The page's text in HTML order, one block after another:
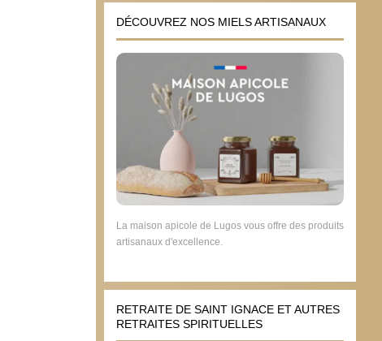
DÉCOUVREZ NOS MIELS ARTISANAUX
La maison apicole de Lugos vous offre des produits
artisanaux d'excellence.
RETRAITE DE SAINT IGNACE ET AUTRES
RETRAITES SPIRITUELLES